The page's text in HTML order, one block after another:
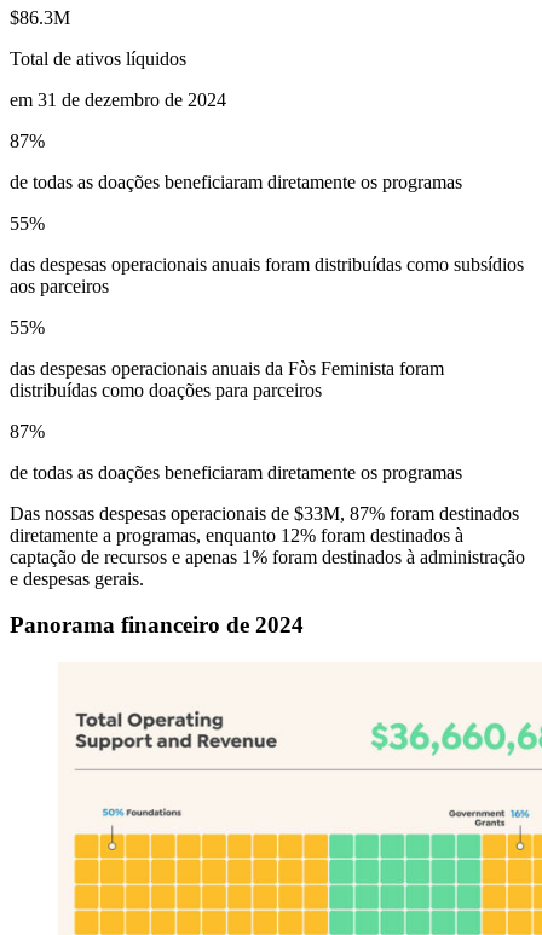
$86.3M
Total de ativos líquidos
em 31 de dezembro de 2024
87%
de todas as doações beneficiaram diretamente os programas
55%
das despesas operacionais anuais foram distribuídas como subsídios
aos parceiros
55%
das despesas operacionais anuais da Fòs Feminista foram
distribuídas como doações para parceiros
87%
de todas as doações beneficiaram diretamente os programas
Das nossas despesas operacionais de $33M, 87% foram destinados
diretamente a programas, enquanto 12% foram destinados à
captação de recursos e apenas 1% foram destinados à administração
e despesas gerais.
Panorama financeiro de 2024